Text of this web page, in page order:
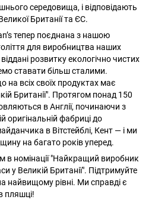
середовища, і відповідають
Британії та ЄС.
тепер поєднана з нашою
для виробництва наших
розвитку екологічно чистих
ставати більш сталими.
на всіх своїх продуктах має
Британії". Протягом понад 150
в Англії, починаючи з
оригінальній фабриці до
в Вітстейблі, Кент — і ми
на багато років уперед.
в номінації "Найкращий виробник
у Великій Британії". Підтримуйте
найвищому рівні. Ми справді є
пляшці!